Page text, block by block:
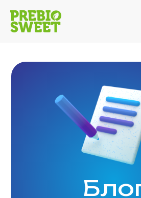
Блог
Пребиосвит
правильном питании, снижении
калорийности и диетах.